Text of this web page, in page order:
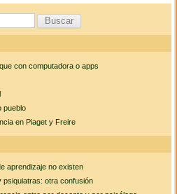
con computadora o apps
pueblo
en Piaget y Freire
aprendizaje no existen
psiquiatras: otra confusión